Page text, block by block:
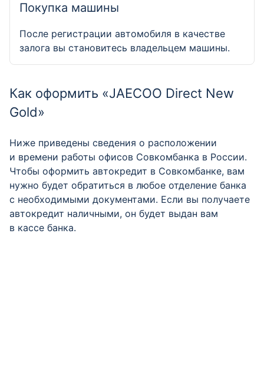
Покупка машины
После регистрации автомобиля в качестве
залога вы становитесь владельцем машины.
Как оформить «JAECOO Direct New
Gold»
Ниже приведены сведения о расположении
и времени работы офисов Совкомбанка в России.
Чтобы оформить автокредит в Совкомбанке, вам
нужно будет обратиться в любое отделение банка
с необходимыми документами. Если вы получаете
автокредит наличными, он будет выдан вам
в кассе банка.